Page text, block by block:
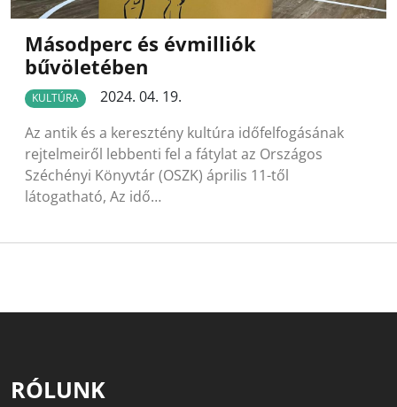
Másodperc és évmilliók
bűvöletében
KULTÚRA
2024. 04. 19.
Az antik és a keresztény kultúra időfelfogásának
rejtelmeiről lebbenti fel a fátylat az Országos
Széchényi Könyvtár (OSZK) április 11-től
látogatható, Az idő…
RÓLUNK